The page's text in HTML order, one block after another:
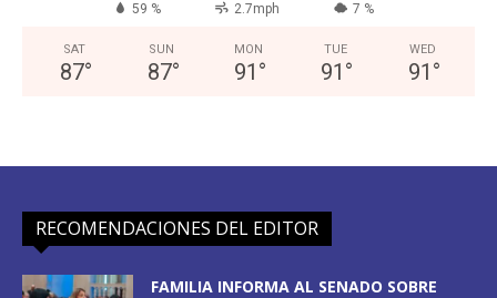
59 % 2.7mph 7 %
SAT
87°
SUN
87°
MON
91 °
TUE
91 °
WED
91 °
RECOMENDACIONES DEL EDITOR
FAMILIA INFORMA AL SENADO SOBRE